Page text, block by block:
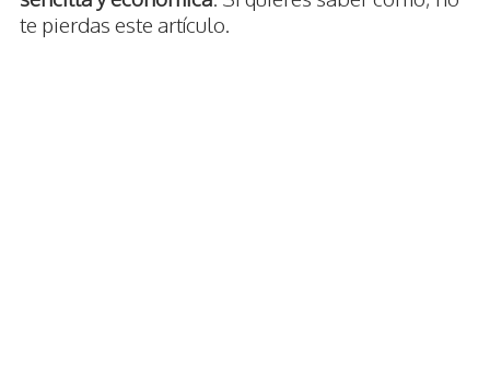
te pierdas este artículo.